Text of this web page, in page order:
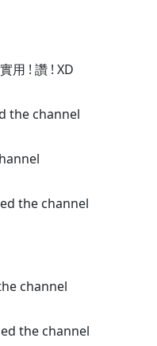
用 ! 讚 ! XD
the channel
the channel
channel
the channel